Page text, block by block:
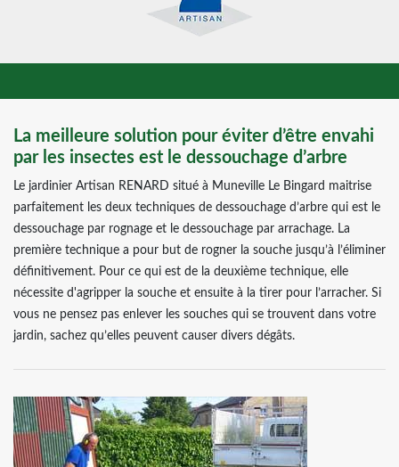
La meilleure solution pour éviter d’être envahi
par les insectes est le dessouchage d’arbre
Le jardinier Artisan RENARD situé à Muneville Le Bingard maitrise
parfaitement les deux techniques de dessouchage d’arbre qui est le
dessouchage par rognage et le dessouchage par arrachage. La
première technique a pour but de rogner la souche jusqu’à l’éliminer
définitivement. Pour ce qui est de la deuxième technique, elle
nécessite d'agripper la souche et ensuite à la tirer pour l’arracher. Si
vous ne pensez pas enlever les souches qui se trouvent dans votre
jardin, sachez qu’elles peuvent causer divers dégâts.